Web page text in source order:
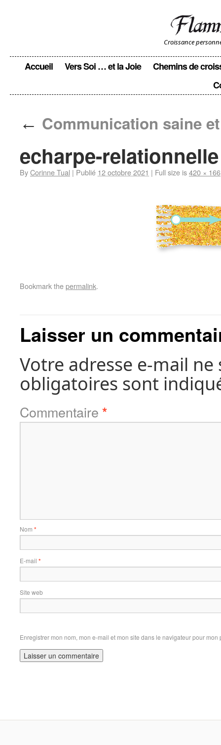
Croissance
Accueil Vers Soi … et la Joie
Chemins de
← Communication saine
echarpe-
ByCorinne Tual | Publié 12 octobre 2021 | Full size is420 × 166
Bookmark thepermalink.
Laisser un
Votre adresse e-mail
obligatoires sont
Commentaire *
Nom *
E-mail *
Site web
Enregistrer mon nom, mon e-mail et mon site dans le navigateur pour